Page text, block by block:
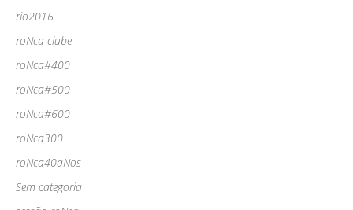
rio2016
roNca clube
roNca#400
roNca#500
roNca#600
roNca300
roNca40aNos
Sem categoria